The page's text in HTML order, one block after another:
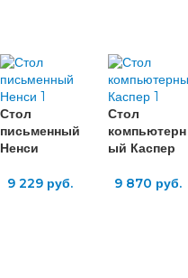
Стол
письменный
Ненси
9 229 руб.
Стол
компьютерн
ый Каспер
9 870 руб.